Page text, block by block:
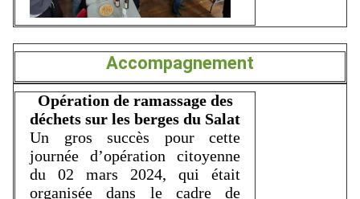
Accompagnement
Opération de ramassage des
déchets sur les berges du Salat
Un gros succès pour cette
journée d’opération citoyenne
du 02 mars 2024, qui était
organisée dans le cadre de